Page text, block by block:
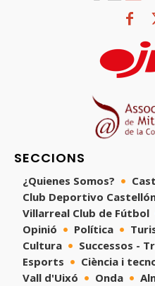
SECCIONS
¿Quienes Somos?
Club Deportivo
Villarreal Club de Fútbol
Opinió
Política
Cultura
Successos -
Esports
Ciència i
Vall d'Uixó
Onda